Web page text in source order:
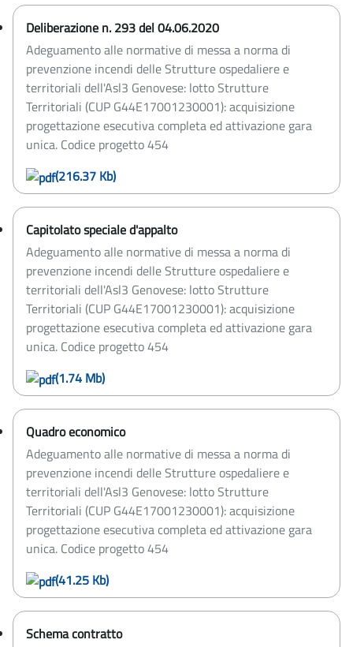
Deliberazione n. 293 del 04.06.2020
Adeguamento alle normative di messa a norma di
prevenzione incendi delle Strutture ospedaliere e
territoriali dell'Asl3 Genovese: lotto Strutture
Territoriali (CUP G44E17001230001): acquisizione
progettazione esecutiva completa ed attivazione gara
unica. Codice progetto 454
(216.37 Kb)
Capitolato speciale d'appalto
Adeguamento alle normative di messa a norma di
prevenzione incendi delle Strutture ospedaliere e
territoriali dell'Asl3 Genovese: lotto Strutture
Territoriali (CUP G44E17001230001): acquisizione
progettazione esecutiva completa ed attivazione gara
unica. Codice progetto 454
(1.74 Mb)
Quadro economico
Adeguamento alle normative di messa a norma di
prevenzione incendi delle Strutture ospedaliere e
territoriali dell'Asl3 Genovese: lotto Strutture
Territoriali (CUP G44E17001230001): acquisizione
progettazione esecutiva completa ed attivazione gara
unica. Codice progetto 454
(41.25 Kb)
Schema contratto